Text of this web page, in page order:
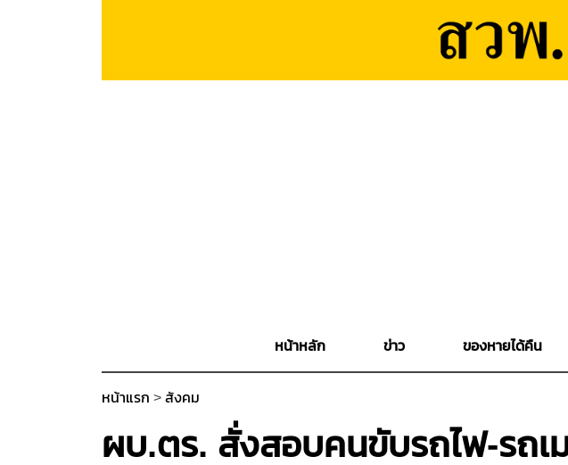
หน้าหลัก ข่าว ของหายได้คืน
หน้าแรก > สังคม
ผบ.ตร. สั่งสอบคนขับรถไฟ-รถเ